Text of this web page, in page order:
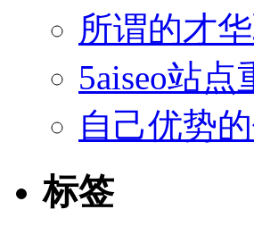
所谓的才
5aiseo站
自己优势
标签